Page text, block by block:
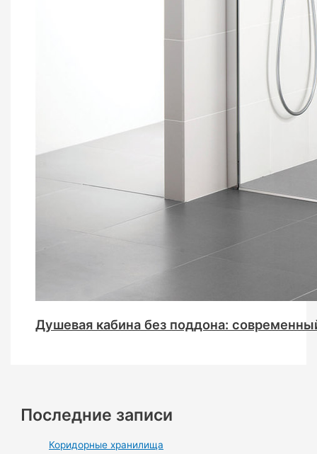
Душевая кабина без поддона:
Последние записи
Коридорные хранилища